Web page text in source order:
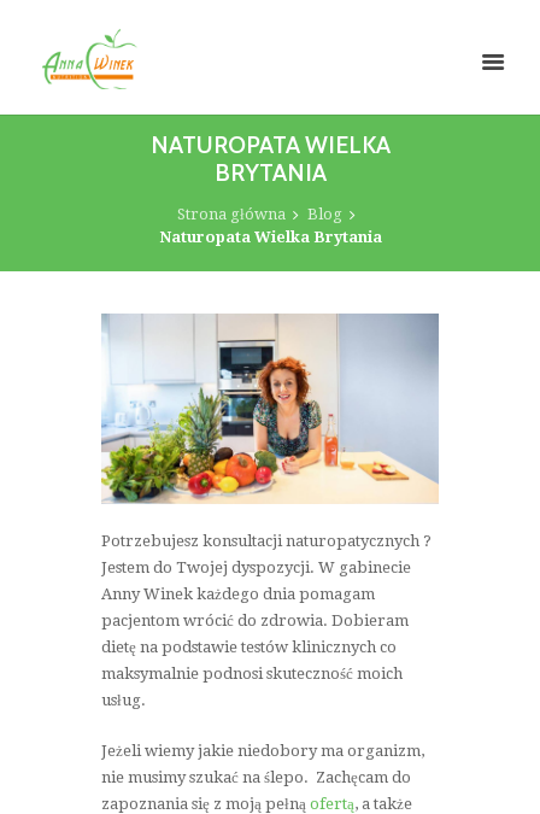
NATUROPATA WIELKA
BRYTANIA
Strona główna
Blog
Naturopata Wielka Brytania
Potrzebujesz konsultacji naturopatycznych ?
Jestem do Twojej dyspozycji. W gabinecie
Anny Winek każdego dnia pomagam
pacjentom wrócić do zdrowia. Dobieram
dietę na podstawie testów klinicznych co
maksymalnie podnosi skuteczność moich
usług.
Jeżeli wiemy jakie niedobory ma organizm,
nie musimy szukać na ślepo. Zachęcam do
zapoznania się z moją pełną ofertą, a także